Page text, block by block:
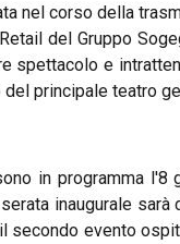
nel corso della
del Gruppo
spettacolo e
principale teatro
in programma
inaugurale
secondo evento